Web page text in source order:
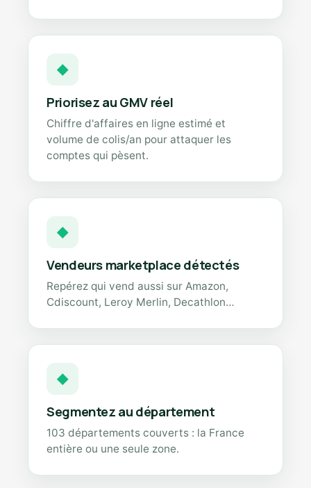
◆
Priorisez au GMV réel
Chiffre d'affaires en ligne estimé et
volume de colis/an pour attaquer les
comptes qui pèsent.
◆
Vendeurs marketplace détectés
Repérez qui vend aussi sur Amazon,
Cdiscount, Leroy Merlin, Decathlon…
◆
Segmentez au département
103 départements couverts : la France
entière ou une seule zone.